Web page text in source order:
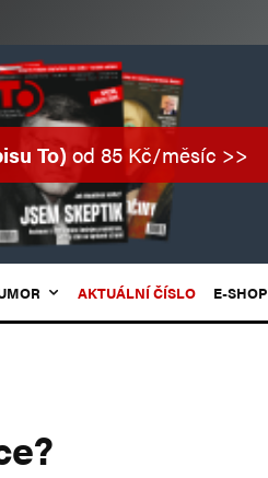
To)od 85 Kč/měsíc >>
AKTUÁLNÍ ČÍSLO E-SHOP